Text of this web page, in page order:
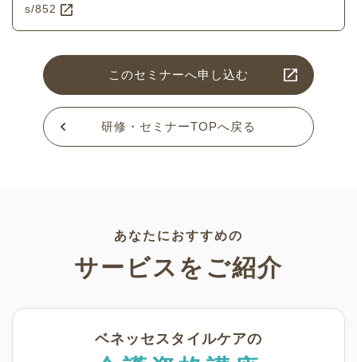
s/852
このセミナーへ申し込む
研修・セミナーTOPへ戻る
あなたにおすすめの
サービスをご紹介
ベネッセスタイルケアの